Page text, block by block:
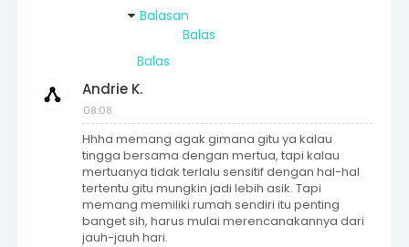
Balasan
Balas
Balas
Andrie K.
08:08
Hhha memang agak gimana gitu ya kalau
tingga bersama dengan mertua, tapi kalau
mertuanya tidak terlalu sensitif dengan hal-hal
tertentu gitu mungkin jadi lebih asik. Tapi
memang memiliki rumah sendiri itu penting
banget sih, harus mulai merencanakannya dari
jauh-jauh hari.